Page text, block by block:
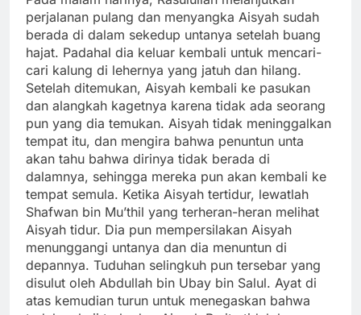
perjalanan pulang dan menyangka Aisyah sudah
berada di dalam sekedup untanya setelah buang
hajat. Padahal dia keluar kembali untuk mencari-
cari kalung di lehernya yang jatuh dan hilang.
Setelah ditemukan, Aisyah kembali ke pasukan
dan alangkah kagetnya karena tidak ada seorang
pun yang dia temukan. Aisyah tidak meninggalkan
tempat itu, dan mengira bahwa penuntun unta
akan tahu bahwa dirinya tidak berada di
dalamnya, sehingga mereka pun akan kembali ke
tempat semula. Ketika Aisyah tertidur, lewatlah
Shafwan bin Mu’thil yang terheran-heran melihat
Aisyah tidur. Dia pun mempersilakan Aisyah
menunggangi untanya dan dia menuntun di
depannya. Tuduhan selingkuh pun tersebar yang
disulut oleh Abdullah bin Ubay bin Salul. Ayat di
atas kemudian turun untuk menegaskan bahwa